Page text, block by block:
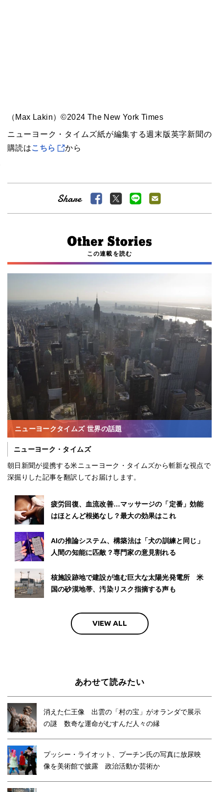
（Max Lakin）©2024 The New York Times
ニューヨーク・タイムズ紙が編集する週末版英字新聞の
購読はこちら から
この連載を読む
ニューヨークタイムズ 世界の話題
ニューヨーク・タイムズ
朝日新聞が提携する米ニューヨーク・タイムズから斬新な視点で
深掘りした記事を翻訳してお届けします。
疲労回復、血流改善…マッサージの「定番」効能
はほとんど根拠なし？最大の効果はこれ
AIの推論システム、構築法は「犬の訓練と同じ」
人間の知能に匹敵？専門家の意見割れる
核施設跡地で建設が進む巨大な太陽光発電所 米
国の砂漠地帯、汚染リスク指摘する声も
VIEW ALL
あわせて読みたい
消えた仁王像 出雲の「村の宝」がオランダで展示
の謎 数奇な運命がむすんだ人々の縁
プッシー・ライオット、プーチン氏の写真に放尿映
像を美術館で披露 政治活動か芸術か